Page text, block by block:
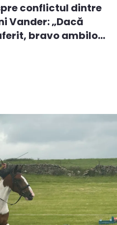
conflictul dintre
Vander: „Dacă
bravo ambilo...